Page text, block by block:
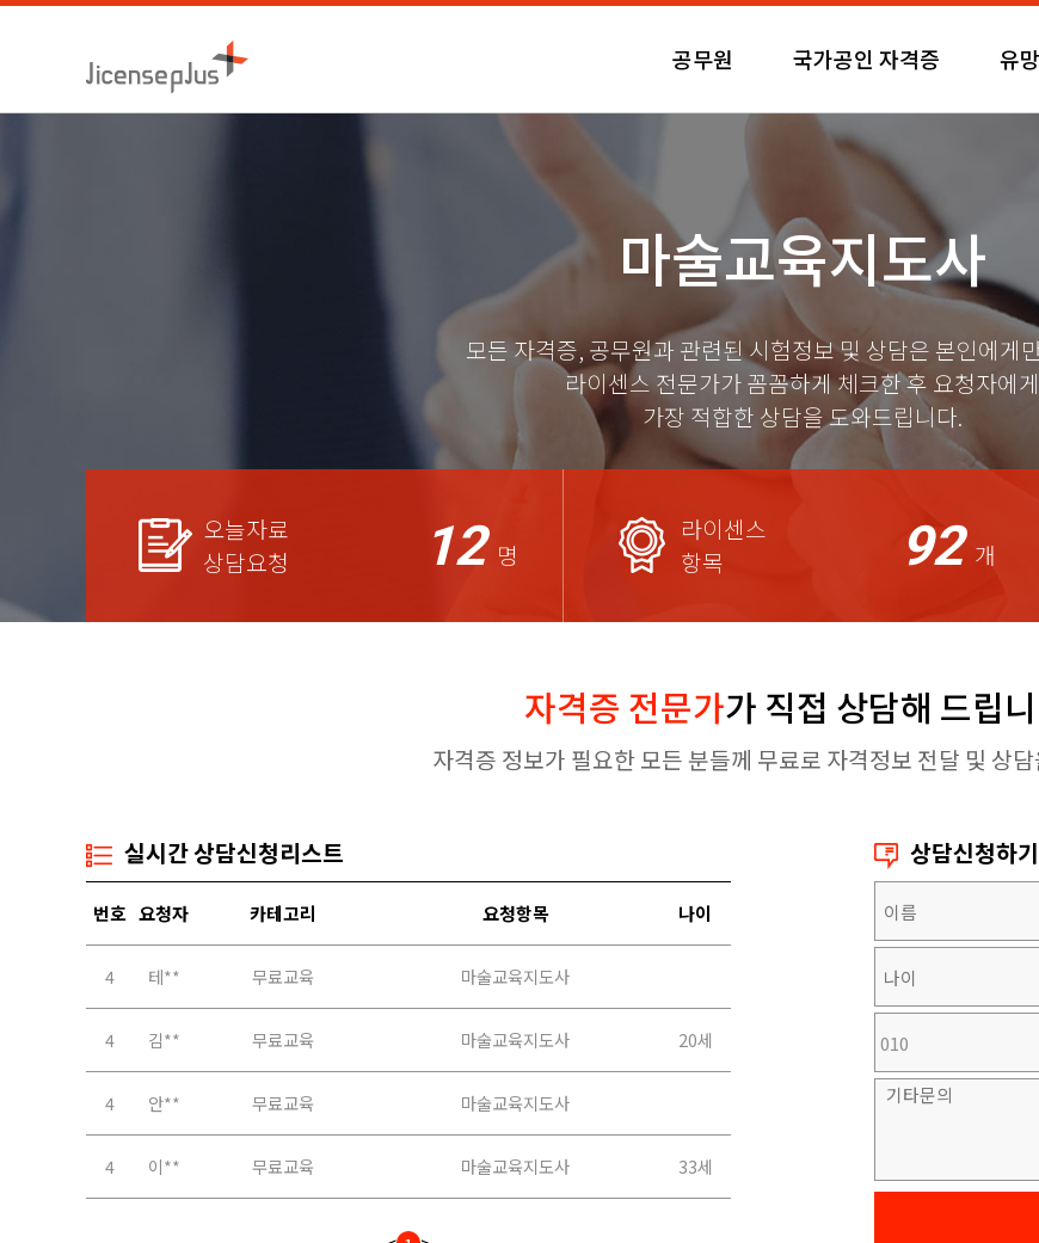
공무원 국가공인 자격증 유
마술교육지도사
모든 자격증, 공무원과 관련된 시험정보 및 상담은 본인에게
라이센스 전문가가 꼼꼼하게 체크한 후 요청자에게
가장 적합한 상담을 도와드립니다.
오늘자료
상담요청
12 명
라이센스
항목
92 개
자격증 전문가가 직접 상담해 드립
자격증 정보가 필요한 모든 분들께 무료로 자격정보 전달 및 상